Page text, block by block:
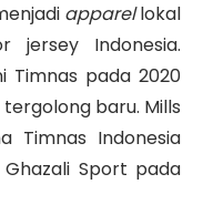
apparellokal
jersey Indonesia.
Timnas pada 2020
baru. Mills
Timnas Indonesia
Sport pada